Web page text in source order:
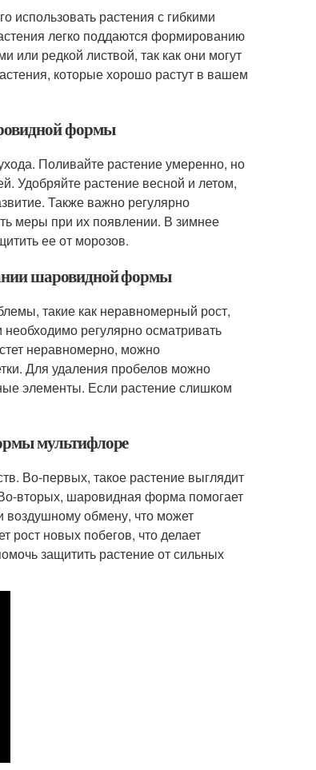
растения с гибкими
легко поддаются формированию
или редкой листвой, так как они могут
которые хорошо растут в вашем
формы
Поливайте растение умеренно, но
Удобряйте растение весной и летом,
Также важно регулярно
меры при их появлении. В зимнее
ее от морозов.
шаровидной формы
такие как неравномерный рост,
регулярно осматривать
неравномерно, можно
Для удаления пробелов можно
элементы. Если растение слишком
мультифлоре
Во-первых, такое растение выглядит
вторых, шаровидная форма помогает
воздушному обмену, что может
рост новых побегов, что делает
защитить растение от сильных